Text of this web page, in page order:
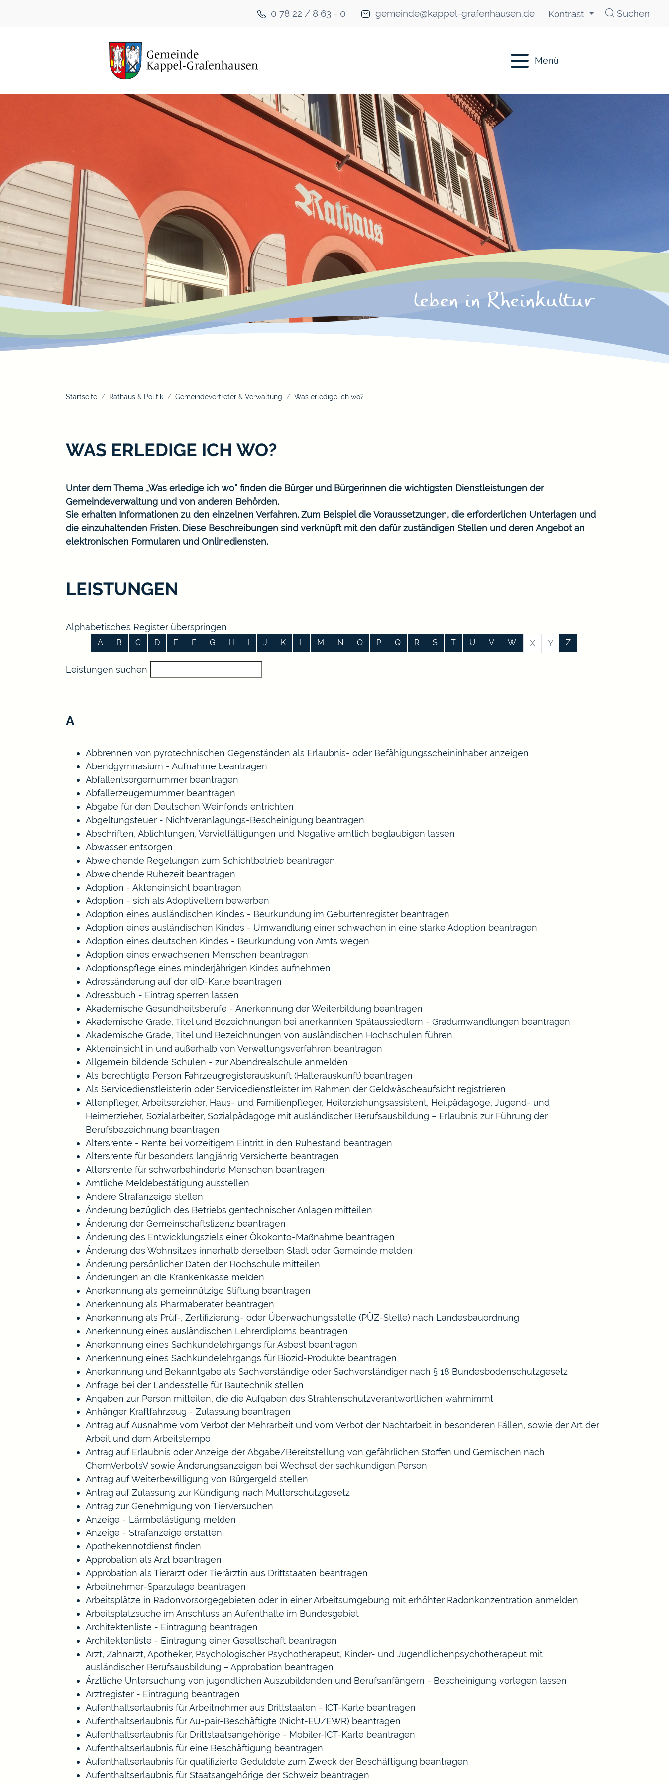
0 78 22 / 8 63 - 0 gemeinde@kappel-grafenhausen.de Kontrast Suchen
Menü
Startseite Rathaus & Politik Gemeindevertreter & Verwaltung Was erledige ich wo?
WAS ERLEDIGE ICH WO?
Unter dem Thema „Was erledige ich wo“ finden die Bürger und Bürgerinnen die wichtigsten Dienstleistungen der
Gemeindeverwaltung und von anderen Behörden.
Sie erhalten Informationen zu den einzelnen Verfahren. Zum Beispiel die Voraussetzungen, die erforderlichen Unterlagen und
die einzuhaltenden Fristen. Diese Beschreibungen sind verknüpft mit den dafür zuständigen Stellen und deren Angebot an
elektronischen Formularen und Onlinediensten.
LEISTUNGEN
Alphabetisches Register überspringen
A B C D E F G H I J K L M N O P Q R S T U V W X Y Z
Leistungen suchen
A
Abbrennen von pyrotechnischen Gegenständen als Erlaubnis- oder Befähigungsscheininhaber anzeigen
Abendgymnasium - Aufnahme beantragen
Abfallentsorgernummer beantragen
Abfallerzeugernummer beantragen
Abgabe für den Deutschen Weinfonds entrichten
Abgeltungsteuer - Nichtveranlagungs-Bescheinigung beantragen
Abschriften, Ablichtungen, Vervielfältigungen und Negative amtlich beglaubigen lassen
Abwasser entsorgen
Abweichende Regelungen zum Schichtbetrieb beantragen
Abweichende Ruhezeit beantragen
Adoption - Akteneinsicht beantragen
Adoption - sich als Adoptiveltern bewerben
Adoption eines ausländischen Kindes - Beurkundung im Geburtenregister beantragen
Adoption eines ausländischen Kindes - Umwandlung einer schwachen in eine starke Adoption beantragen
Adoption eines deutschen Kindes - Beurkundung von Amts wegen
Adoption eines erwachsenen Menschen beantragen
Adoptionspflege eines minderjährigen Kindes aufnehmen
Adressänderung auf der eID-Karte beantragen
Adressbuch - Eintrag sperren lassen
Akademische Gesundheitsberufe - Anerkennung der Weiterbildung beantragen
Akademische Grade, Titel und Bezeichnungen bei anerkannten Spätaussiedlern - Gradumwandlungen beantragen
Akademische Grade, Titel und Bezeichnungen von ausländischen Hochschulen führen
Akteneinsicht in und außerhalb von Verwaltungsverfahren beantragen
Allgemein bildende Schulen - zur Abendrealschule anmelden
Als berechtigte Person Fahrzeugregisterauskunft (Halterauskunft) beantragen
Als Servicedienstleisterin oder Servicedienstleister im Rahmen der Geldwäscheaufsicht registrieren
Altenpfleger, Arbeitserzieher, Haus- und Familienpfleger, Heilerziehungsassistent, Heilpädagoge, Jugend- und
Heimerzieher, Sozialarbeiter, Sozialpädagoge mit ausländischer Berufsausbildung – Erlaubnis zur Führung der
Berufsbezeichnung beantragen
Altersrente - Rente bei vorzeitigem Eintritt in den Ruhestand beantragen
Altersrente für besonders langjährig Versicherte beantragen
Altersrente für schwerbehinderte Menschen beantragen
Amtliche Meldebestätigung ausstellen
Andere Strafanzeige stellen
Änderung bezüglich des Betriebs gentechnischer Anlagen mitteilen
Änderung der Gemeinschaftslizenz beantragen
Änderung des Entwicklungsziels einer Ökokonto-Maßnahme beantragen
Änderung des Wohnsitzes innerhalb derselben Stadt oder Gemeinde melden
Änderung persönlicher Daten der Hochschule mitteilen
Änderungen an die Krankenkasse melden
Anerkennung als gemeinnützige Stiftung beantragen
Anerkennung als Pharmaberater beantragen
Anerkennung als Prüf-, Zertifizierung- oder Überwachungsstelle (PÜZ-Stelle) nach Landesbauordnung
Anerkennung eines ausländischen Lehrerdiploms beantragen
Anerkennung eines Sachkundelehrgangs für Asbest beantragen
Anerkennung eines Sachkundelehrgangs für Biozid-Produkte beantragen
Anerkennung und Bekanntgabe als Sachverständige oder Sachverständiger nach § 18 Bundesbodenschutzgesetz
Anfrage bei der Landesstelle für Bautechnik stellen
Angaben zur Person mitteilen, die die Aufgaben des Strahlenschutzverantwortlichen wahrnimmt
Anhänger Kraftfahrzeug - Zulassung beantragen
Antrag auf Ausnahme vom Verbot der Mehrarbeit und vom Verbot der Nachtarbeit in besonderen Fällen, sowie der Art der
Arbeit und dem Arbeitstempo
Antrag auf Erlaubnis oder Anzeige der Abgabe/Bereitstellung von gefährlichen Stoffen und Gemischen nach
ChemVerbotsV sowie Änderungsanzeigen bei Wechsel der sachkundigen Person
Antrag auf Weiterbewilligung von Bürgergeld stellen
Antrag auf Zulassung zur Kündigung nach Mutterschutzgesetz
Antrag zur Genehmigung von Tierversuchen
Anzeige - Lärmbelästigung melden
Anzeige - Strafanzeige erstatten
Apothekennotdienst finden
Approbation als Arzt beantragen
Approbation als Tierarzt oder Tierärztin aus Drittstaaten beantragen
Arbeitnehmer-Sparzulage beantragen
Arbeitsplätze in Radonvorsorgegebieten oder in einer Arbeitsumgebung mit erhöhter Radonkonzentration anmelden
Arbeitsplatzsuche im Anschluss an Aufenthalte im Bundesgebiet
Architektenliste - Eintragung beantragen
Architektenliste - Eintragung einer Gesellschaft beantragen
Arzt, Zahnarzt, Apotheker, Psychologischer Psychotherapeut, Kinder- und Jugendlichenpsychotherapeut mit
ausländischer Berufsausbildung – Approbation beantragen
Ärztliche Untersuchung von jugendlichen Auszubildenden und Berufsanfängern - Bescheinigung vorlegen lassen
Arztregister - Eintragung beantragen
Aufenthaltserlaubnis für Arbeitnehmer aus Drittstaaten - ICT-Karte beantragen
Aufenthaltserlaubnis für Au-pair-Beschäftigte (Nicht-EU/EWR) beantragen
Aufenthaltserlaubnis für Drittstaatsangehörige - Mobiler-ICT-Karte beantragen
Aufenthaltserlaubnis für eine Beschäftigung beantragen
Aufenthaltserlaubnis für qualifizierte Geduldete zum Zweck der Beschäftigung beantragen
Aufenthaltserlaubnis für Staatsangehörige der Schweiz beantragen